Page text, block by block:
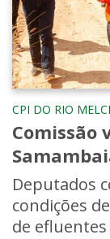
CPI DO RIO
Deputados
condições
de